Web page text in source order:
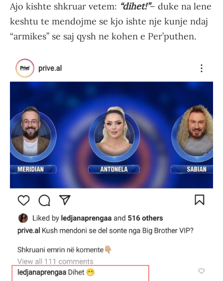
Ajo kishte shkruar vetem: “dihet!”– duke na lene
keshtu te mendojme se kjo ishte nje kunje ndaj
“armikes” se saj qysh ne kohen e Per’puthen.